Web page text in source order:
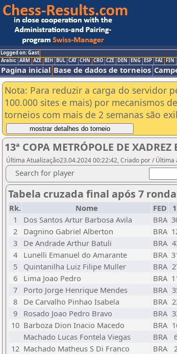
Logged on: Gast
Arabic ARM AZE BIH BUL CAT CHN CRO CZE DEN ENG ESP FAI FIN
Pagina inicial Base de dados de torneios
Nota: Para reduzir a carga do servidor
100.000 sites e mais) por mecanismos
torneios com mais de 2 semanas são
13ª COPA METRÓPOLE DE
Última Atualização23.04.2024 00:22:42, Criado por /
Search for player
Tabela cruzada final após 7
Rk. Nome FED
1
Dos Santos Artur Barbosa Avila BRA
2
Dagnino Gabriel Alberton BRA
3
De Andrade Arthur Batuli BRA
4
Lunelli Emanuel do Amarante BRA
5
Quintanilha Luiz Filipe Muller BRA
6
Lima Joao Pedro BRA
7
Porto Jorge Henrique Mendes BRA
8
De Carvalho Pinhao Isabela BRA
9
Rosado Joao Pedro Bravo BRA
10 Barboza Dion Inacio Macedo BRA
Machado Lucas Fontela Viegas
BRA
12 Machado Matheus S Di Franco BRA